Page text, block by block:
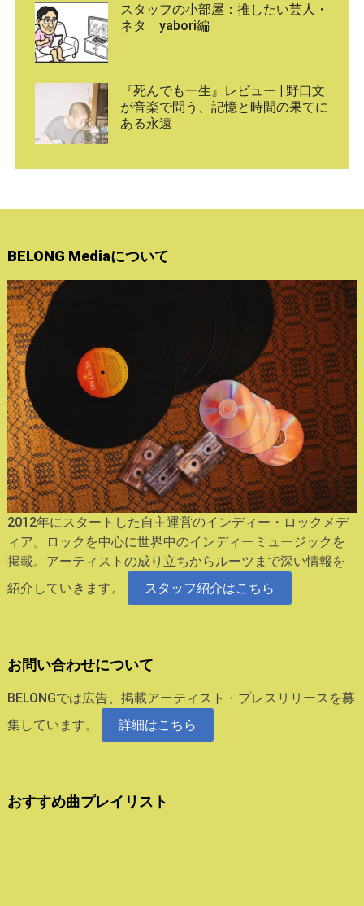
スタッフの小部屋：推したい芸人・
ネタ yabori編
『死んでも一生』レビュー | 野口文
が音楽で問う、記憶と時間の果てに
ある永遠
BELONG Mediaについて
2012年にスタートした自主運営のインディー・ロックメデ
ィア。ロックを中心に世界中のインディーミュージックを
掲載。アーティストの成り立ちからルーツまで深い情報を
紹介していきます。
スタッフ紹介はこちら
お問い合わせについて
BELONGでは広告、掲載アーティスト・プレスリリースを募
集しています。
詳細はこちら
おすすめ曲プレイリスト